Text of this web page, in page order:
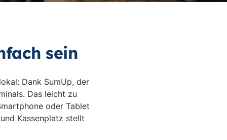
sein
Dank SumUp, der
Das leicht zu
oder Tablet
Kassenplatz stellt